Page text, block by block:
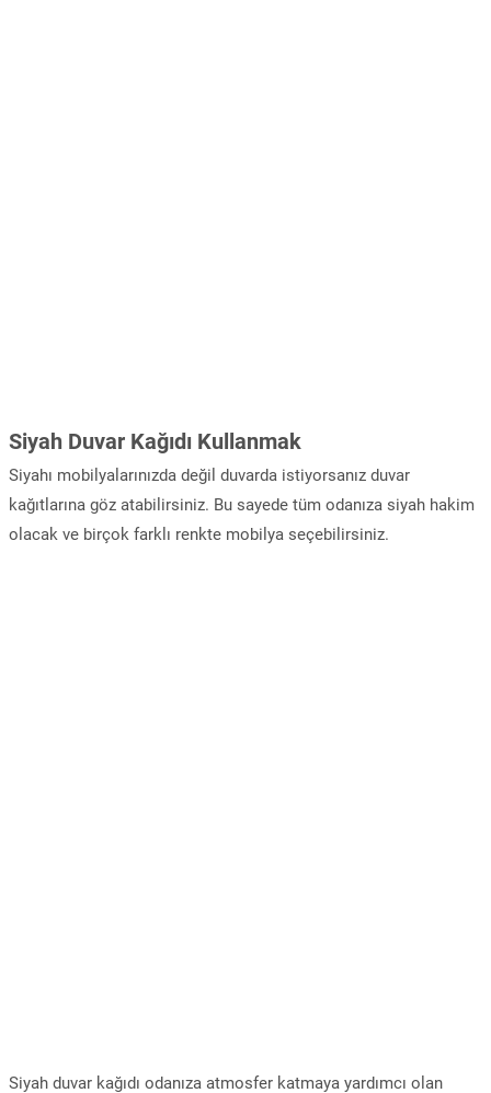
Siyah Duvar Kağıdı Kullanmak
Siyahı mobilyalarınızda değil duvarda istiyorsanız duvar
kağıtlarına göz atabilirsiniz. Bu sayede tüm odanıza siyah hakim
olacak ve birçok farklı renkte mobilya seçebilirsiniz.
Siyah duvar kağıdı odanıza atmosfer katmaya yardımcı olan